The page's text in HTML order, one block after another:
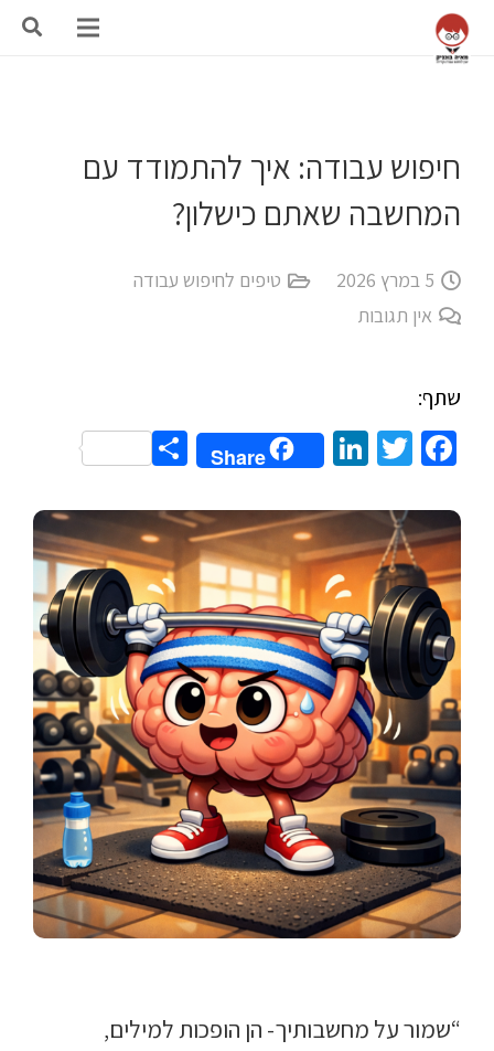
חיפוש עבודה: איך להתמודד עם
המחשבה שאתם כישלון?
5 במרץ 2026
טיפים לחיפוש עבודה
אין תגובות
שתף:
Facebook
Twitter
LinkedIn
Share
Share
“שמור על מחשבותיך- הן הופכות למילים,